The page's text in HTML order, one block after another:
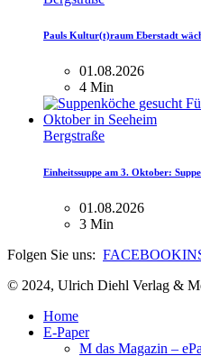
Pauls Kultur(t)raum Eberstadt
01.08.2026
4 Min
Bergstraße
Einheitssuppe am 3. Oktober:
01.08.2026
3 Min
Folgen Sie uns: FACEBOOK
© 2024, Ulrich Diehl Verlag &
Home
E-Paper
M das Magazin –